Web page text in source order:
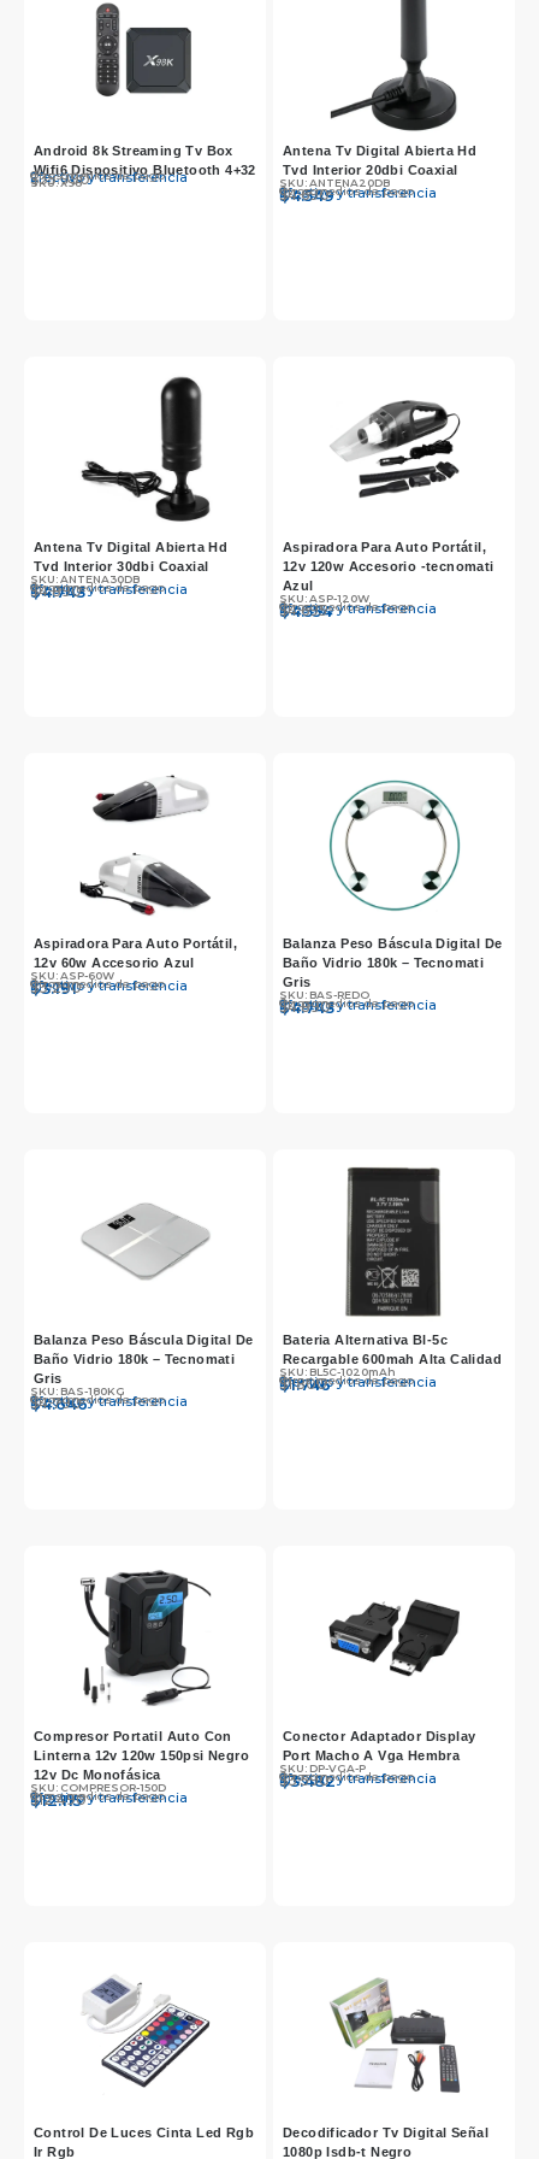
Android 8k Streaming Tv Box
Wifi6 Dispositivo Bluetooth 4+32
SKU: X98
Efectivo y transferencia
$35.990
Otros medios de pago
Antena Tv Digital Abierta Hd
Tvd Interior 20dbi Coaxial
SKU: ANTENA20DB
$4.549
Efectivo y transferencia
$4.690
Otros medios de pago
Antena Tv Digital Abierta Hd
Tvd Interior 30dbi Coaxial
SKU: ANTENA30DB
$4.743
Efectivo y transferencia
$4.890
Otros medios de pago
Aspiradora Para Auto Portátil,
12v 120w Accesorio -tecnomati
Azul
SKU: ASP-120W
$4.554
Efectivo y transferencia
$4.695
Otros medios de pago
Aspiradora Para Auto Portátil,
12v 60w Accesorio Azul
SKU: ASP-60W
$3.191
Efectivo y transferencia
$3.290
Otros medios de pago
Balanza Peso Báscula Digital De
Baño Vidrio 180k – Tecnomati
Gris
SKU: BAS-REDO
$4.743
Efectivo y transferencia
$4.890
Otros medios de pago
Balanza Peso Báscula Digital De
Baño Vidrio 180k – Tecnomati
Gris
SKU: BAS-180KG
$4.646
Efectivo y transferencia
$4.790
Otros medios de pago
Bateria Alternativa Bl-5c
Recargable 600mah Alta Calidad
SKU: BL5C-1020mAh
$1.746
Efectivo y transferencia
$1.800
Otros medios de pago
Compresor Portatil Auto Con
Linterna 12v 120w 150psi Negro
12v Dc Monofásica
SKU: COMPRESOR-150D
$12.115
Efectivo y transferencia
$12.490
Otros medios de pago
Conector Adaptador Display
Port Macho A Vga Hembra
SKU: DP-VGA-P
$3.482
Efectivo y transferencia
$3.590
Otros medios de pago
Control De Luces Cinta Led Rgb
Ir Rgb
Decodificador Tv Digital Señal
1080p Isdb-t Negro